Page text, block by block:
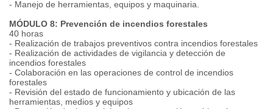
- Manejo de herramientas, equipos y maquinaria.
MÓDULO 8: Prevención de incendios forestales
40 horas
- Realización de trabajos preventivos contra incendios forestales
- Realización de actividades de vigilancia y detección de
incendios forestales
- Colaboración en las operaciones de control de incendios
forestales
- Revisión del estado de funcionamiento y ubicación de las
herramientas, medios y equipos